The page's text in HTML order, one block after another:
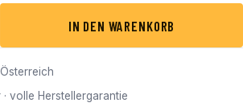
IN DEN WARENKORB
volle Herstellergarantie